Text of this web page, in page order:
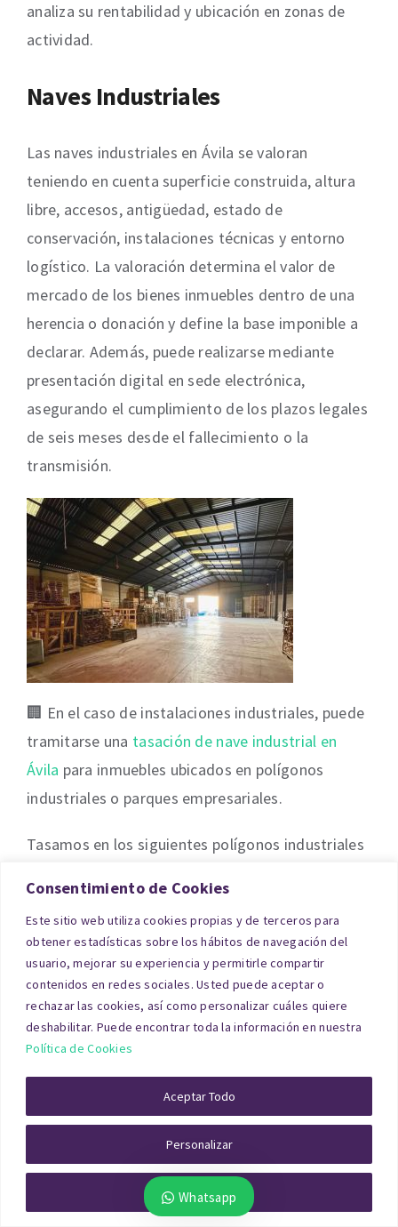
Consentimiento de Cookies
Este sitio web utiliza cookies propias y de terceros para
obtener estadísticas sobre los hábitos de navegación del
usuario, mejorar su experiencia y permitirle compartir
contenidos en redes sociales. Usted puede aceptar o
rechazar las cookies, así como personalizar cuáles quiere
deshabilitar. Puede encontrar toda la información en nuestra
Política de Cookies
Personalizar
Rechazar Todo
Aceptar Todo
analiza su rentabilidad y ubicación en zonas de
actividad.
Naves Industriales
Las naves industriales en Ávila se valoran
teniendo en cuenta superficie construida, altura
libre, accesos, antigüedad, estado de
conservación, instalaciones técnicas y entorno
logístico. La valoración determina el valor de
mercado de los bienes inmuebles dentro de una
herencia o donación y define la base imponible a
declarar. Además, puede realizarse mediante
presentación digital en sede electrónica,
asegurando el cumplimiento de los plazos legales
de seis meses desde el fallecimiento o la
transmisión.
🏢 En el caso de instalaciones industriales, puede
tramitarse una tasación de nave industrial en
Ávila para inmuebles ubicados en polígonos
industriales o parques empresariales.
Tasamos en los siguientes polígonos industriales
(Arévalo); La Colilla (La Colilla); Sanchidrián
(Sanchidrián); El Fresno (El Fresno); Cebreros
(Cebreros); Las Navas (Las Navas del Marqués);
Navaluenga (Navaluenga)
Solares y Terrenos
Las tasaciones de solares o terrenos deben
urbanizable o rústico), la edificabilidad, la
accesibilidad y los servicios disponibles. El
Whatsapp